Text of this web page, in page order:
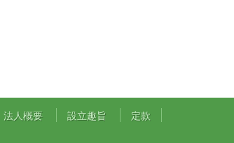
法人概要 設立趣旨 定款